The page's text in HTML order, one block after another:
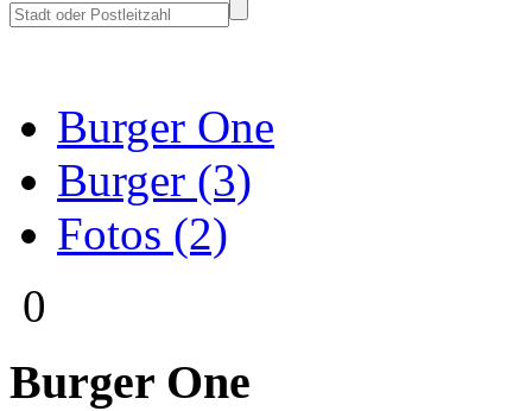
Burger One
Burger (3)
Fotos (2)
0
Burger One